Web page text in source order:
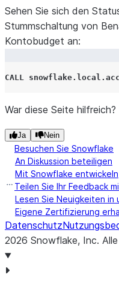
Sehen Sie sich den
Stummschaltung von
Kontobudget an:
CALL
War diese Seite hilfreich?
Ja Nein
Besuchen Sie Snowflake
An Diskussion beteiligen
Mit Snowflake entwickeln
Teilen Sie Ihr Feedback
Lesen Sie Neuigkeiten in
Eigene Zertifizierung
Datenschutz
2026 Snowflake, Inc.